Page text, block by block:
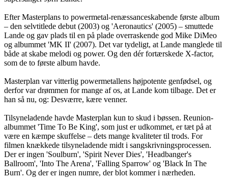
Efter Masterplans to powermetal-renæssanceskabende første album
– den selvtitlede debut (2003) og 'Aeronautics' (2005) – smuttede
Lande og gav plads til en på plade overraskende god Mike DiMeo
og albummet 'MK II' (2007). Det var tydeligt, at Lande manglede til
både at skabe melodi og power. Og den dér fortærskede X-factor,
som de to første album havde.
Masterplan var vitterlig powermetallens højpotente genfødsel, og
derfor var drømmen for mange af os, at Lande kom tilbage. Det er
han så nu, og: Desværre, kære venner.
Tilsyneladende havde Masterplan kun to skud i bøssen. Reunion-
albummet 'Time To Be King', som just er udkommet, er tæt på at
være en kæmpe skuffelse – dets mange kvaliteter til trods. For
filmen knækkede tilsyneladende midt i sangskrivningsprocessen.
Der er ingen 'Soulburn', 'Spirit Never Dies', 'Headbanger's
Ballroom', 'Into The Arena', 'Falling Sparrow' og 'Black In The
Burn'. Og der er ingen numre, der blot kommer i nærheden.